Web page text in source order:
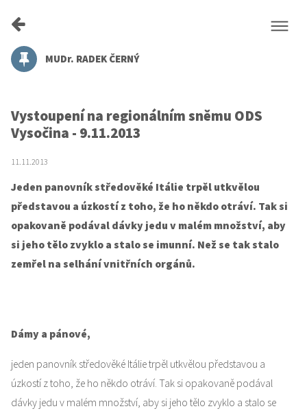
MUDr. RADEK ČERNÝ
Vystoupení na regionálním sněmu ODS
Vysočina - 9.11.2013
11.11.2013
Jeden panovník středověké Itálie trpěl utkvělou
představou a úzkostí z toho, že ho někdo otráví. Tak si
opakovaně podával dávky jedu v malém množství, aby
si jeho tělo zvyklo a stalo se imunní. Než se tak stalo
zemřel na selhání vnitřních orgánů.
Dámy a pánové,
jeden panovník středověké Itálie trpěl utkvělou představou a
úzkostí z toho, že ho někdo otráví. Tak si opakovaně podával
dávky jedu v malém množství, aby si jeho tělo zvyklo a stalo se